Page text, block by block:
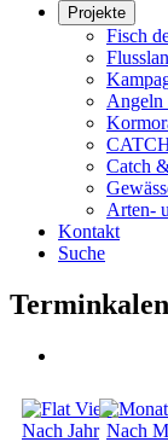
Projekte
Fisch
Angeln
Catch
Arten-
Kontakt
Suche
Nach Jahr Nach